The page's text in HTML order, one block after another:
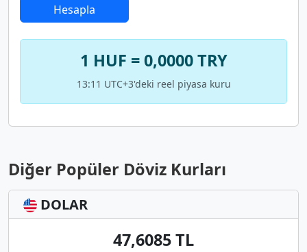
Hesapla
1 HUF = 0,0000 TRY
13:11 UTC+3'deki reel piyasa kuru
Diğer Popüler Döviz Kurları
DOLAR
47,6085 TL